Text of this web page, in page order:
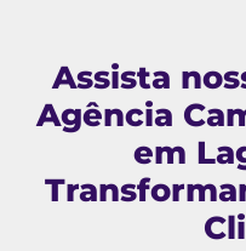
Assista
Agência
em